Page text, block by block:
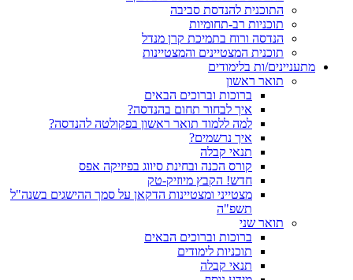
התוכנית להנדסת סביבה
תוכניות רב-תחומיות
הנדסה ורוח בתמיכת קרן מנדל
תוכנית המצטיינים והמצטיינות
מתעניינים/ות בלימודים
תואר ראשון
ברוכות וברוכים הבאים
איך לבחור תחום בהנדסה?
למה ללמוד תואר ראשון בפקולטה להנדסה?
איך נרשמים?
תנאי קבלה
קורס הכנה ובחינת סיווג בפיזיקה אפס
חדש! הקבץ מיוזיק-טק
מצטייני ומצטיינות הדקאן על סמך ההישגים בשנה"ל
תשפ"ה
תואר שני
ברוכות וברוכים הבאים
תוכניות לימודים
תנאי קבלה